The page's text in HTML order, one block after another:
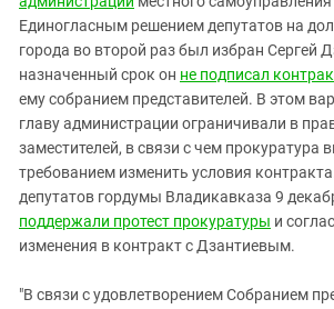
Единогласным решением депутатов на
города во второй раз был избран Сергей
назначенный срок он не подписал
ему собранием представителей. В этом
главу администрации ограничивали в
заместителей, в связи с чем прокуратура
требованием изменить условия
депутатов гордумы Владикавказа 9
поддержали протест прокуратуры и
изменения в контракт с Дзантиевым.
"В связи с удовлетворением Собранием